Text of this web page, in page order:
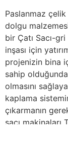
Paslanmaz çelik
dolgu
bir Çatı Sacı-
inşası için
projenizin bina
sahip
olmasını
kaplama
çıkarmanın
sacı makinaları